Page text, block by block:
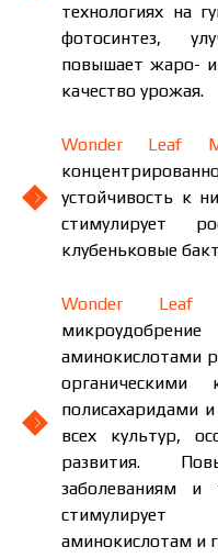
технологиях на
фотосинтез,
повышает жаро- и
качество урожая.
Wonder Leaf
устойчивость к
стимулирует
клубеньковые
Wonder Leaf
аминокислотами
органическими
полисахаридами
всех культур,
развития.
заболеваниям и
стимулирует
аминокислотам и